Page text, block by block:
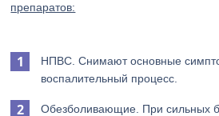
препаратов:
НПВС. Снимают основные
воспалительный процесс.
Обезболивающие. При сильных